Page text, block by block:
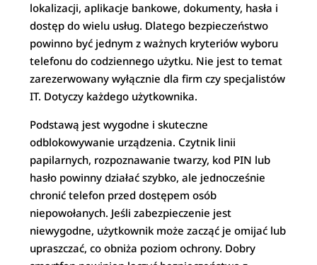
lokalizacji, aplikacje bankowe, dokumenty, hasła i
dostęp do wielu usług. Dlatego bezpieczeństwo
powinno być jednym z ważnych kryteriów wyboru
telefonu do codziennego użytku. Nie jest to temat
zarezerwowany wyłącznie dla firm czy specjalistów
IT. Dotyczy każdego użytkownika.
Podstawą jest wygodne i skuteczne
odblokowywanie urządzenia. Czytnik linii
papilarnych, rozpoznawanie twarzy, kod PIN lub
hasło powinny działać szybko, ale jednocześnie
chronić telefon przed dostępem osób
niepowołanych. Jeśli zabezpieczenie jest
niewygodne, użytkownik może zacząć je omijać lub
upraszczać, co obniża poziom ochrony. Dobry